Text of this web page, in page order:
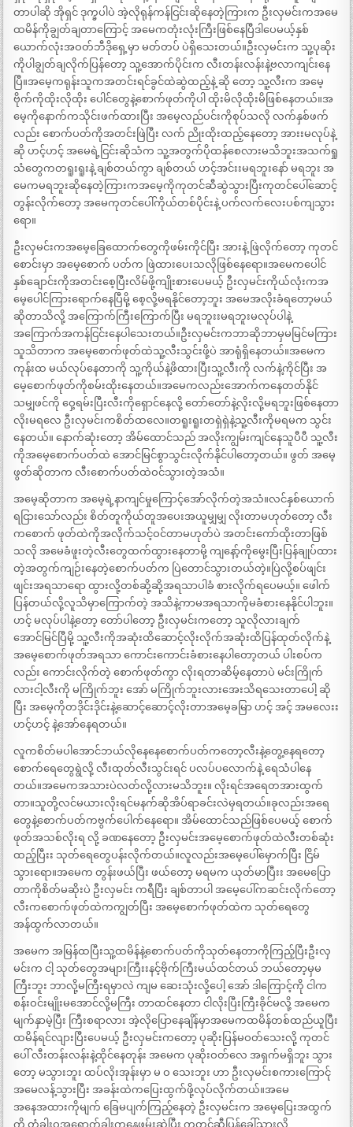
တာပါဆို အိုရှင် ဒုက္ခပါပဲ အဲ့လိုရုန်ကန်ငြင်းဆိုနေတဲ့ကြားက ဦးလှမင်းကအမေ
ထမိန်ကိုချွတ်ချတာကြောင့် အမေကတုံးလုံးကြီးဖြစ်နေပြီဒါပေမယ့်နှစ်
ယောက်လုံးအဝတ်ဘီဒိုရှေ့မှာ မတ်တပ် ပဲရှိသေးတယ်။ဦးလှမင်းက သူ့ပုဆိုး
ကိုပါချွတ်ချလိုက်ပြန်တော့ သူ့အောက်ပိုင်းက လီးတန်းလန်းနဲ့ဗလာကျင်းနေ
ပြီ။အမေ့ကရုန်းသူကအတင်းရင်ခွင်ထဲဆွဲထည့်နဲ့ ဆို တော့ သူ့လီးက အမေ့
ဗိုက်ကိုထိုးလိုထိုး ပေါင်တွေနဲ့စောက်ဖုတ်ကိုပါ ထိုးမိလိုထိုးမိဖြစ်နေတယ်။အ
မေ့ကိုနောက်ကသိုင်းဖက်ထားပြီး အမေ့လည်ပင်းကိုစုပ်သလို လက်နှစ်ဖက်
လည်း စောက်ပတ်ကိုအတင်းဖြဲပြီး လက် ညိုးထိုးထည့်နေတော့ အားးမလုပ်နဲ့
ဆို ဟင့်ဟင့် အမေရဲ့ငြင်းဆိုသံက သူ့အတွက်ပိုထန်စေလားမသိဘူးအသက်ရှု
သံတွေကတရူးရူးနဲ့ ချစ်တယ်ကွာ ချစ်တယ် ဟင့်အင်းးမရဘူးနော် မရဘူး အ
မေကမရဘူးဆိုနေတဲ့ကြားကအမေ့ကိုကုတင်ဆီဆွဲသွားပြီးကုတင်ပေါ်ဆောင့်
တွန်းလိုက်တော့ အမေကုတင်ပေါ်ကိုယ်တစ်ပိုင်းနဲ့ ပက်လက်လေးပစ်ကျသွား
ရော။
ဦးလှမင်းကအမေ့ခြေထောက်တွေကိုဖမ်းကိုင်ပြီး အားနဲ့ ဖြဲလိုက်တော့ ကုတင်
စောင်းမှာ အမေ့စောက် ပတ်က ဖြဲထားပေးသလိုဖြစ်နေရော။အမေကပေါင်
နှစ်ချောင်းကိုအတင်းစေ့ပြီးလိမ်ဖို့ကျိုးစားပေမယ့် ဦးလှမင်းကိုယ်လုံးကအ
မေ့ပေါင်ကြားရောက်နေပြီမို့ စေ့လို့မရနိုင်တော့ဘူး အမေအလိုးခံရတော့မယ်
ဆိုတာသိလို့ အကြောက်ကြီးကြောက်ပြီး မရဘူးးမရဘူးမလုပ်ပါနဲ့
အကြောက်အကန်ငြင်းနေပါသေးတယ်။ဦးလှမင်းကဘာဆိုဘာမှမမြင်မကြား
သူသိတာက အမေ့စောက်ဖုတ်ထဲသူ့လီးသွင်းဖို့ပဲ အာရုံရှိနေတယ်။အမေက
ကုန်းထ မယ်လုပ်နေတာကို သူ့ကိုယ်နဲ့ဖိထားပြီးသူ့လီးကို လက်နဲ့ကိုင်ပြီး အ
မေ့စောက်ဖုတ်ကိုစမ်းထိုးနေတယ်။အမေကလည်းအောက်ကနေတတ်နိုင်
သမျှဖင်ကို ဝှေ့ရမ်းပြီးလီးကိုရှောင်နေလို့ တော်တော်နဲ့လိုးလို့မရဘူးဖြစ်နေတာ
လိုးမရလေ ဦးလှမင်းကစိတ်ထလေ။တရူးရူးတရှဲရှဲနဲ့သူ့လီးကိုမရမက သွင်း
နေတယ်။ နောက်ဆုံးတော့ အိမ်ထောင်သည် အလိုးကျွမ်းကျင်နေသူပီပီ သူ့လီး
ကိုအမေ့စောက်ပတ်ထဲ အောင်မြင်စွာသွင်းလိုက်နိုင်ပါတော့တယ်။ ဖွတ် အမေ့
ဖွတ်ဆိုတာက လီးစောက်ပတ်ထဲဝင်သွားတဲ့အသံ။
အမေ့ဆိုတာက အမေ့ရဲ့နာကျင်မှုကြောင့်အော်လိုက်တဲ့အသံ။လင်နှစ်ယောက်
ရငြားသော်လည်း စိတ်တူကိုယ်တူအပေးအယူမျှမျှ လိုးတာမဟုတ်တော့ လီး
ကစောက် ဖုတ်ထဲကိုအလိုက်သင့်ဝင်တာမဟုတ်ပဲ အတင်းကော်ထိုးတာဖြစ်
သလို အမေခံဖူးတဲ့လီးတွေထက်ထွားနေတာမို့ ကျနော့်ကိုမွေးပြီးပြန်ချုပ်ထား
တဲ့အတွက်ကျဉ်းနေတဲ့စောက်ပတ်က ပြဲတောင်သွားတယ်တဲ့။ပြဲလို့စပ်ဖျင်း
ဖျင်းအရသာရော ထွားလို့တစ်ဆို့ဆို့အရသာပါခံ စားလိုက်ရပေမယ့်။ ဖေါက်
ပြန်တယ်လို့လူသိမှာကြောက်တဲ့ အသိနဲ့ကာမအရသာကိုမခံစားနေနိုင်ပါဘူး။
ဟင့် မလုပ်ပါနဲ့တော့ တော်ပါတော့ ဦးလှမင်းကတော့ သူလိုလားချက်
အောင်မြင်ပြီမို့ သူ့လီးကိုအဆုံးထိဆောင့်လိုးလိုက်အဆုံးထိပြန်ထုတ်လိုက်နဲ့
အမေ့စောက်ဖုတ်အရသာ ကောင်းကောင်းခံစားနေပါတော့တယ် ပါးစပ်က
လည်း ကောင်းလိုက်တဲ့ စောက်ဖုတ်ကွာ လိုးရတာဆိမ့်နေတာပဲ မင်းကြိုက်
လားငါ့လီးကို မကြိုက်ဘူး အော် မကြိုက်ဘူးလားအေးသိရသေးတာပေါ့ ဆို
ပြီး အမေ့ကိုတဒိုင်းဒိုင်းနဲ့ဆောင့်ဆောင့်လိုးတာအမေ့ခမြာ ဟင့် အင့် အမလေးး
ဟင့်ဟင့် နဲ့အော်နေရတယ်။
လူကစိတ်မပါအောင်ဘယ်လိုနေနေစောက်ပတ်ကတော့လီးနဲ့တွေ့နေရတော့
စောက်ရေတွေရွဲလို့ လီးထုတ်လီးသွင်းရင် ပလပ်ပလောက်နဲ့ ရေသံပါနေ
တယ်။အမေကအသားပဲလတ်လို့လားမသိဘူး။ လိုးရင်အရေတအားထွက်
တာ။သူတို့လင်မယားလိုးရင်မနက်ဆိုအိပ်ရာခင်းလဲမှရတယ်။ခုလည်းအရေ
တွေနဲ့စောက်ပတ်ကဗွက်ပေါက်နေရော။ အိမ်ထောင်သည်ဖြစ်ပေမယ့် စောက်
ဖုတ်အသစ်လိုးရ လို့ ခဏနေတော့ ဦးလှမင်းအမေ့စောက်ဖုတ်ထဲလီးတစ်ဆုံး
ထည့်ပြီးး သုတ်ရေတွေပန်းလိုက်တယ်။လူလည်းအမေ့ပေါ်မှောက်ပြီး ငြိမ်
သွားရော။အမေက တွန်းဖယ်ပြီး ဖယ်တော့ မရမက ယုတ်မာပြီးး အမေပြော
တာကိုစိတ်မဆိုးပဲ ဦးလှမင်း ကရီပြီး ချစ်တာပါ အမေ့ပေါ်ကဆင်းလိုက်တော့
လီးကစောက်ဖုတ်ထဲကကျွတ်ပြီး အမေ့စောက်ဖုတ်ထဲက သုတ်ရေတွေ
အန်ထွက်လာတယ်။
အမေက အမြန်ထပြီးသူ့ထမိန်နဲ့စောက်ပတ်ကိုသုတ်နေတာကိုကြည့်ပြီးဦးလှ
မင်းက ငါ့ သုတ်တွေအများကြီးးနင့်ဗိုက်ကြီးမယ်ထင်တယ် ဘယ်တော့မှမ
ကြီးဘူး ဘာလို့မကြီးရမှာလဲ ကျမ ဆေးသုံးလို့ပေါ့ အော် ဒါကြောင့်ကို ငါက
စန်းဝင်းမျိုးမအောင်လို့မကြီး တာထင်နေတာ ငါလိုးပြီးကြီးခိုင်မလို့ အမေက
မျက်နှာမဲ့ပြီး ကြီးစရာလား အဲ့လိုပြောနေချိန်မှာအမေကထမိန်တစ်ထည်ယူပြီး
ထမိန်ရင်လျားပြီးပေမယ့် ဦးလှမင်းကတော့ ပုဆိုးပြန်မဝတ်သေးလို့ ကုတင်
ပေါ် လီးတန်းလန်းနဲ့ထိုင်နေတုန်း အမေက ပုဆိုးဝတ်လေ အရှက်မရှိဘူး သွား
တော့ မသွားဘူး ထပ်လိုးအုန်းမှာ မ ဝ သေးဘူး ဟာ ဦးလှမင်းစကားကြောင်ု
အမေလန့်သွားပြီး အခန်းထဲကပြေးထွက်ဖို့လုပ်လိုက်တယ်။အမေ
အနေအထားကိုမျက် ခြေမပျက်ကြည့်နေတဲ့ ဦးလှမင်းက အမေ့ပြေးအထွက်
ကို တံခါးဝအရောက်ခါးကနေဖမ်းဆွဲပြီး ကုတင်ဆီပြန်ခေါ်သွားလို့